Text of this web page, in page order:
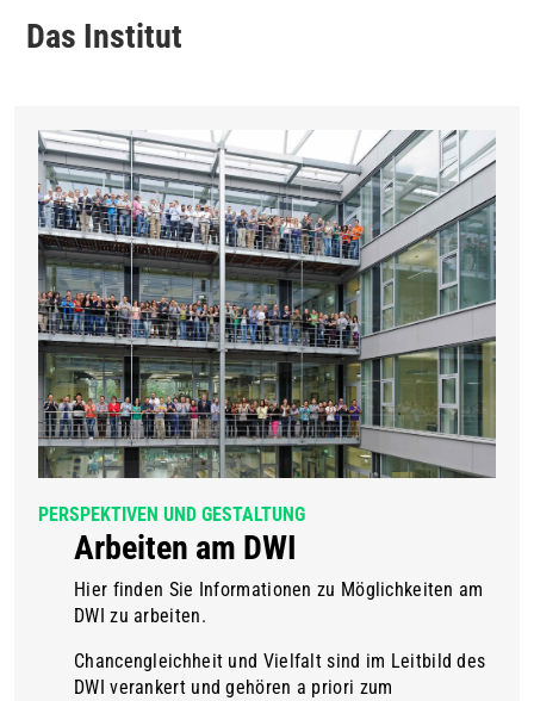
Das Institut
PERSPEKTIVEN UND GESTALTUNG
Arbeiten am DWI
Hier finden Sie Informationen zu Möglichkeiten am
DWI zu arbeiten.
Chancengleichheit und Vielfalt sind im Leitbild des
DWI verankert und gehören a priori zum